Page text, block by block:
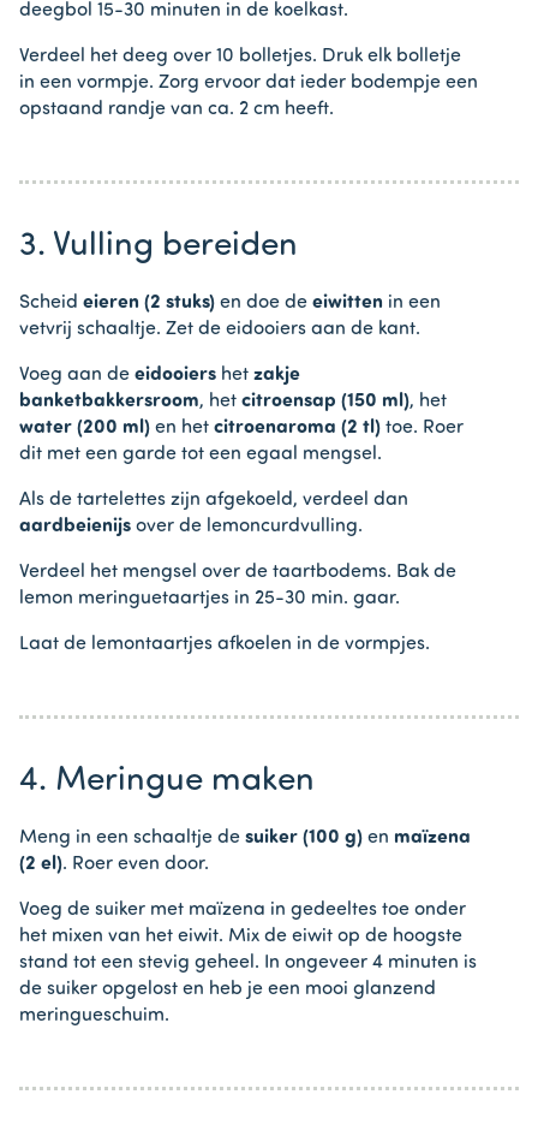
deegbol 15-30 minuten in de koelkast.
Verdeel het deeg over 10 bolletjes. Druk elk bolletje
in een vormpje. Zorg ervoor dat ieder bodempje een
opstaand randje van ca. 2 cm heeft.
3. Vulling bereiden
Scheid eieren (2 stuks) en doe de eiwitten in een
vetvrij schaaltje. Zet de eidooiers aan de kant.
Voeg aan de eidooiers het zakje
banketbakkersroom, het citroensap (150 ml), het
water (200 ml) en het citroenaroma (2 tl) toe. Roer
dit met een garde tot een egaal mengsel.
Als de tartelettes zijn afgekoeld, verdeel dan
aardbeienijs over de lemoncurdvulling.
Verdeel het mengsel over de taartbodems. Bak de
lemon meringuetaartjes in 25-30 min. gaar.
Laat de lemontaartjes afkoelen in de vormpjes.
4. Meringue maken
Meng in een schaaltje de suiker (100 g) en maïzena
(2 el). Roer even door.
Voeg de suiker met maïzena in gedeeltes toe onder
het mixen van het eiwit. Mix de eiwit op de hoogste
stand tot een stevig geheel. In ongeveer 4 minuten is
de suiker opgelost en heb je een mooi glanzend
meringueschuim.